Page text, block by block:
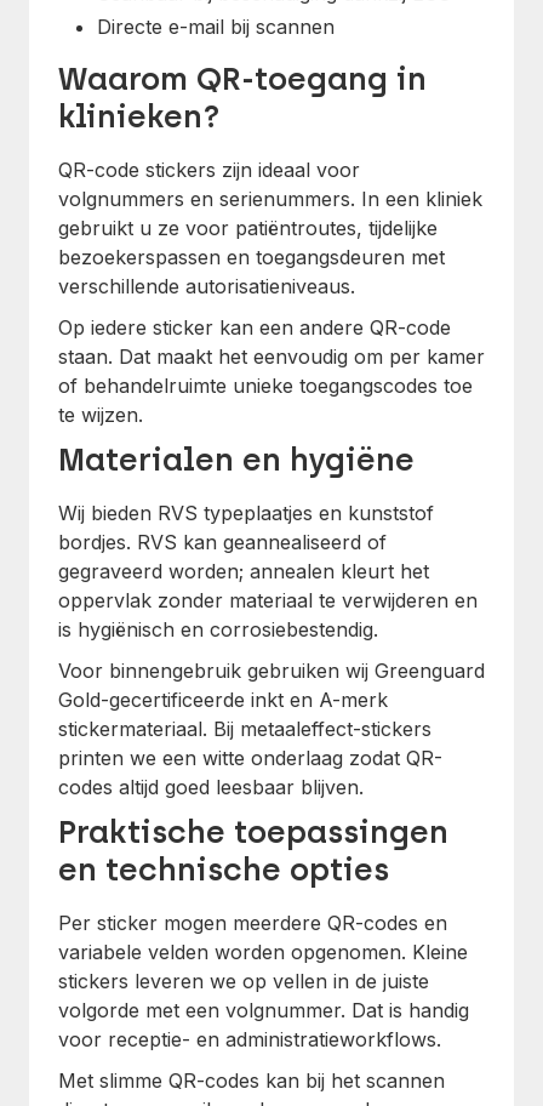
Directe e-mail bij scannen
Waarom QR-toegang in
klinieken?
QR-code stickers zijn ideaal voor
volgnummers en serienummers. In een kliniek
gebruikt u ze voor patiëntroutes, tijdelijke
bezoekerspassen en toegangsdeuren met
verschillende autorisatieniveaus.
Op iedere sticker kan een andere QR-code
staan. Dat maakt het eenvoudig om per kamer
of behandelruimte unieke toegangscodes toe
te wijzen.
Materialen en hygiëne
Wij bieden RVS typeplaatjes en kunststof
bordjes. RVS kan geannealiseerd of
gegraveerd worden; annealen kleurt het
oppervlak zonder materiaal te verwijderen en
is hygiënisch en corrosiebestendig.
Voor binnengebruik gebruiken wij Greenguard
Gold-gecertificeerde inkt en A-merk
stickermateriaal. Bij metaaleffect-stickers
printen we een witte onderlaag zodat QR-
codes altijd goed leesbaar blijven.
Praktische toepassingen
en technische opties
Per sticker mogen meerdere QR-codes en
variabele velden worden opgenomen. Kleine
stickers leveren we op vellen in de juiste
volgorde met een volgnummer. Dat is handig
voor receptie- en administratieworkflows.
Met slimme QR-codes kan bij het scannen